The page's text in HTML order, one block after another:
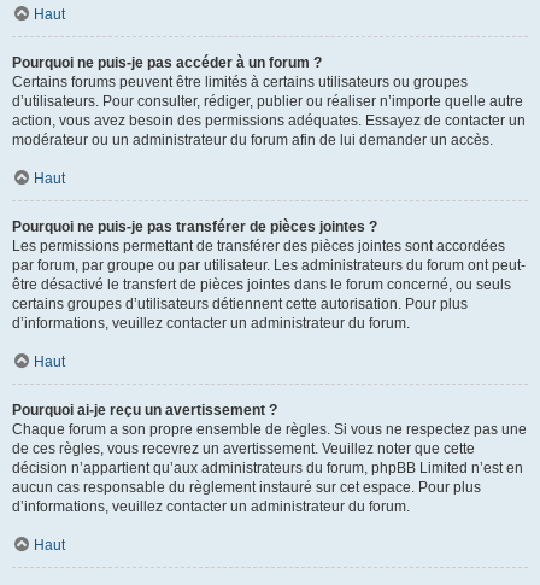
Haut
Pourquoi ne puis-je pas accéder à un forum ?
Certains forums peuvent être limités à certains utilisateurs ou groupes
d’utilisateurs. Pour consulter, rédiger, publier ou réaliser n’importe quelle autre
action, vous avez besoin des permissions adéquates. Essayez de contacter un
modérateur ou un administrateur du forum afin de lui demander un accès.
Haut
Pourquoi ne puis-je pas transférer de pièces jointes ?
Les permissions permettant de transférer des pièces jointes sont accordées
par forum, par groupe ou par utilisateur. Les administrateurs du forum ont peut-
être désactivé le transfert de pièces jointes dans le forum concerné, ou seuls
certains groupes d’utilisateurs détiennent cette autorisation. Pour plus
d’informations, veuillez contacter un administrateur du forum.
Haut
Pourquoi ai-je reçu un avertissement ?
Chaque forum a son propre ensemble de règles. Si vous ne respectez pas une
de ces règles, vous recevrez un avertissement. Veuillez noter que cette
décision n’appartient qu’aux administrateurs du forum, phpBB Limited n’est en
aucun cas responsable du règlement instauré sur cet espace. Pour plus
d’informations, veuillez contacter un administrateur du forum.
Haut